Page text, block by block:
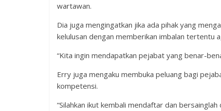
wartawan.
Dia juga mengingatkan jika ada pihak yang
kelulusan dengan memberikan imbalan tertentu
“Kita ingin mendapatkan pejabat yang benar-
Erry juga mengaku membuka peluang bagi
kompetensi.
“Silahkan ikut kembali mendaftar dan